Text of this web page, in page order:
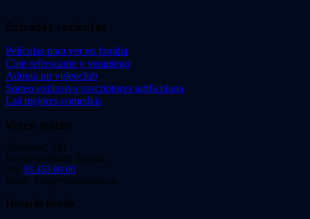
Entradas recientes
Películas para ver en familia
Cine refrescante y veraniego
Adopta un videoclub
Sorteo exclusivo suscriptores tarifa plana
Las mejores comedias
Video Instan
Viladomat, 239
Barcelona 08029. España.
Tel: 93 453 00 00
Email: info@videoinstan.net
Horario tienda